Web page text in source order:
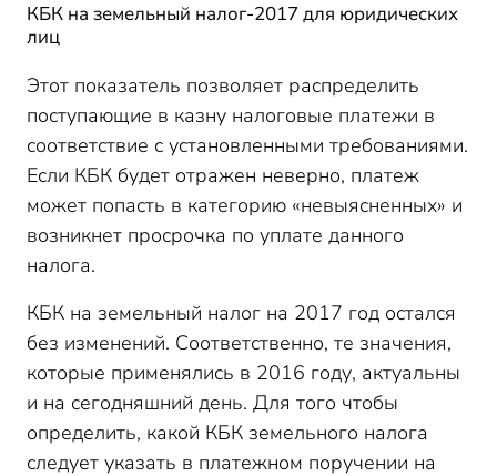
КБК на земельный налог-2017 для юридических
лиц
Этот показатель позволяет распределить
поступающие в казну налоговые платежи в
соответствие с установленными требованиями.
Если КБК будет отражен неверно, платеж
может попасть в категорию «невыясненных» и
возникнет просрочка по уплате данного
налога.
КБК на земельный налог на 2017 год остался
без изменений. Соответственно, те значения,
которые применялись в 2016 году, актуальны
и на сегодняшний день. Для того чтобы
определить, какой КБК земельного налога
следует указать в платежном поручении на